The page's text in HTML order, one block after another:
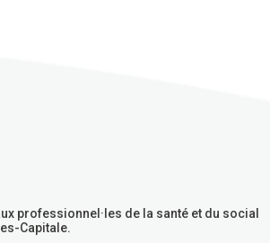
professionnel·les de la santé et du social
Capitale.